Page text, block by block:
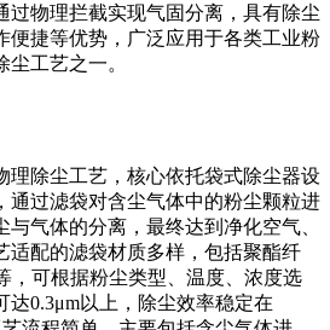
过物理拦截实现气固分离，具有除尘
便捷等优势，广泛应用于各类工业粉
工艺之一。
理除尘工艺，核心依托袋式除尘器设
通过滤袋对含尘气体中的粉尘颗粒进
气体的分离，最终达到净化空气、
适配的滤袋材质多样，包括聚酯纤
，可根据粉尘类型、温度、浓度选
达0.3μm以上，除尘效率稳定在